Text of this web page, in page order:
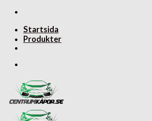
Skip
contentStartsida
Produkter